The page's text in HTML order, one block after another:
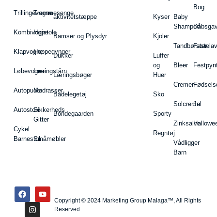
Trillingevogne
Kombivogne
Klapvogne
Løbevogne
Autopuder
Autostole
Cykel
Barnestol
Tremmesenge
Højstole
Hoppegynger
Læringstårn
Madrasser
Sikkerheds
Gitter
Småmøbler
aktivitetstæppe
Bamser og Plysdyr
Dukker
Læringsbøger
Badelegetøj
Bondegaarden
Kyser
Kjoler
Luffer
og
Huer
Sko
Sporty
Regntøj
Baby
Shampoo
Tandbørster
Bleer
Cremer
Solcreme
Zinksalve
Vådligger
Barn
Bog
Jul
Copyright © 2024 Marketing Group Malaga™, All Rights
Reserved